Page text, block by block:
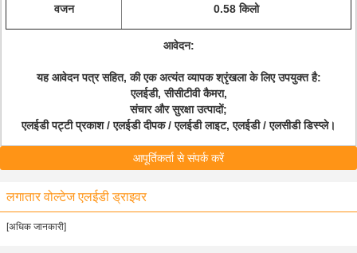
वजन 0.58 किलो
आवेदन:
यह आवेदन पत्र सहित, की एक अत्यंत व्यापक श्रृंखला के लिए उपयुक्त है:
एलईडी, सीसीटीवी कैमरा,
संचार और सुरक्षा उत्पादों;
एलईडी पट्टी प्रकाश / एलईडी दीपक / एलईडी लाइट, एलईडी / एलसीडी डिस्प्ले।
आपूर्तिकर्ता से संपर्क करें
लगातार वोल्टेज एलईडी ड्राइवर
[अधिक जानकारी]